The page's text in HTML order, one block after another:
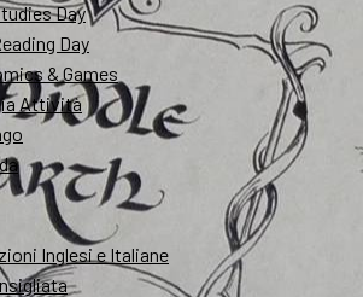
Day
Day
& Games
Attività
Inglesi e Italiane